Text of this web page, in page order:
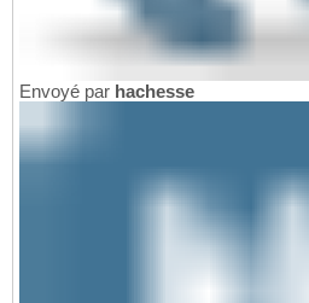
Envoyé par hachesse